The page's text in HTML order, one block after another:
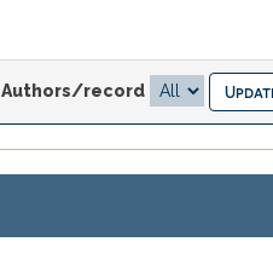
Authors/record